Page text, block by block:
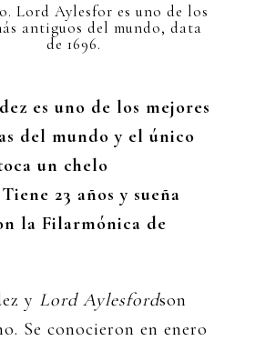
Lord Aylesfor es uno de los
antiguos del mundo, data
de 1696.
es uno de los mejores
del mundo y el único
un chelo
23 años y sueña
la Filarmónica de
y Lord Aylesfordson
Se conocieron en enero